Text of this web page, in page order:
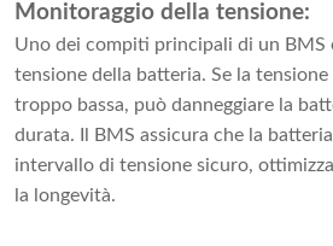
Monitoraggio della tensione:
Uno dei compiti principali di un BMS
tensione della batteria. Se la
troppo bassa, può danneggiare la
durata. Il BMS assicura che la
intervallo di tensione sicuro,
la longevità.